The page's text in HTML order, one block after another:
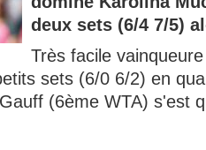
deux sets (6/4 7/5)
Très facile
sets (6/0 6/2) en
(6ème WTA) s'est